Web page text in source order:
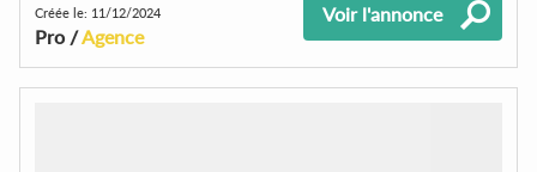
Créée le: 11/12/2024
Pro /Agence
Voir l'annonce